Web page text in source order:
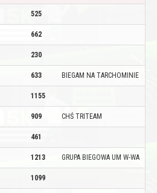
525
662
230
633 BIEGAM NA TARCHOMINIE
1155
909 CHŚ TRITEAM
461
1213 GRUPA BIEGOWA UM W-WA
1099